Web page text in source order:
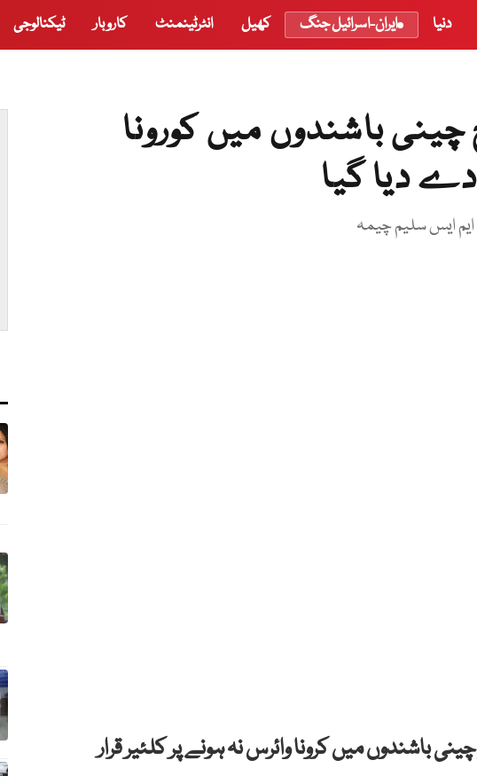
دنیا ایران-اسرائیل جنگ کھیل انٹرٹینمنٹ کاروبار ٹیکنالوجی
باشندوں میں کورونا
دے دیا گیا
ایم ایس سلیم چیمہ
باشندوں میں کرونا وائرس نہ ہونے پر کلئیر قرار